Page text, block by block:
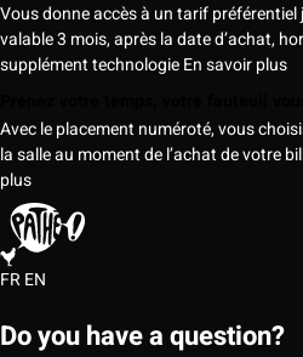
Vous donne accès à un tarif préférentiel
valable 3 mois, après la date d’achat,
supplément technologieEn savoir plus
Avec le placement numéroté, vous
la salle au moment de l’achat de votre
plus
FREN
Do you have a question?